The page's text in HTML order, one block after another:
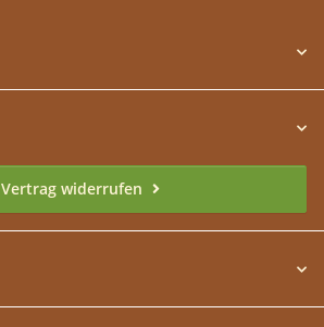
Vertrag widerrufen